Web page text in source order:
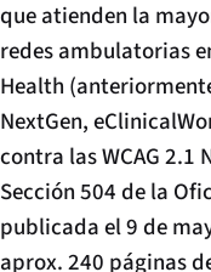
que atienden la
redes ambulatorias
Health
NextGen,
contra las WCAG 2.1
Sección 504 de la
publicada el 9 de
aprox. 240 páginas